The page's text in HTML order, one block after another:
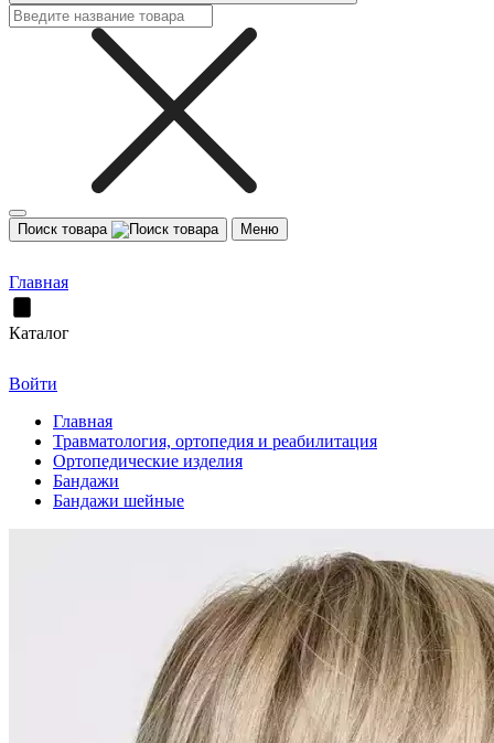
Поиск товара Меню
Главная
Каталог
Войти
Главная
Травматология, ортопедия и реабилитация
Ортопедические изделия
Бандажи
Бандажи шейные